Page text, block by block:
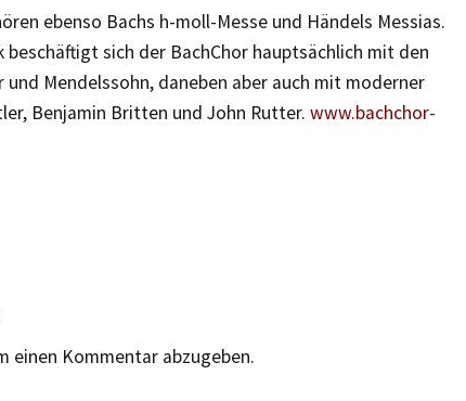
ebenso Bachs h-moll-Messe und Händels Messias.
beschäftigt sich der BachChor hauptsächlich mit den
Mendelssohn, daneben aber auch mit moderner
Benjamin Britten und John Rutter. www.bachchor-
einen Kommentar abzugeben.